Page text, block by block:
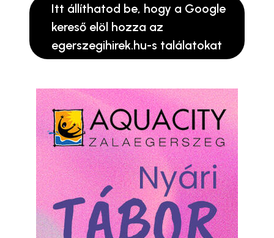
Itt állíthatod be, hogy a Google
kereső elöl hozza az
egerszegihirek.hu-s találatokat